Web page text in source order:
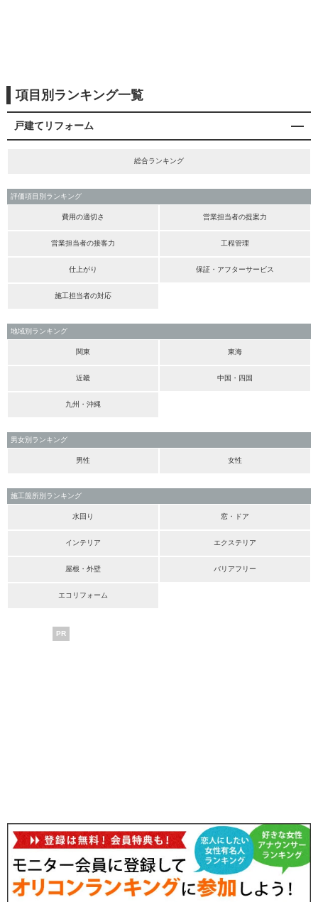
項目別ランキング一覧
戸建てリフォーム
総合ランキング
評価項目別ランキング
費用の適切さ 営業担当者の提案力
営業担当者の接客力 工程管理
仕上がり 保証・アフターサービス
施工担当者の対応
地域別ランキング
関東 東海
近畿 中国・四国
九州・沖縄
男女別ランキング
男性 女性
施工箇所別ランキング
水回り 窓・ドア
インテリア エクステリア
屋根・外壁 バリアフリー
エコリフォーム
PR